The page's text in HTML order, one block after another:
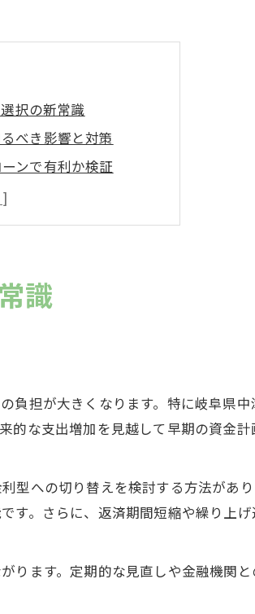
択の新常識
べき影響と対策
ンで有利か検証
金利動向の変化
ーン選択のポイント
ローン視点で解説
となる背景とは
ながる仕組み
型の安心ポイント
金利の違いと特徴
有利な選び方
心感を比較
識
負担が大きくなります。特に岐阜県
的な支出増加を見越して早期の資金
型への切り替えを検討する方法があ
す。さらに、返済期間短縮や繰り上
ります。定期的な見直しや金融機関